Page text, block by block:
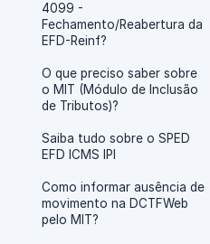
4099 -
Fechamento/Reabertura da
EFD-Reinf?
O que preciso saber sobre
o MIT (Módulo de Inclusão
de Tributos)?
Saiba tudo sobre o SPED
EFD ICMS IPI
Como informar ausência de
movimento na DCTFWeb
pelo MIT?